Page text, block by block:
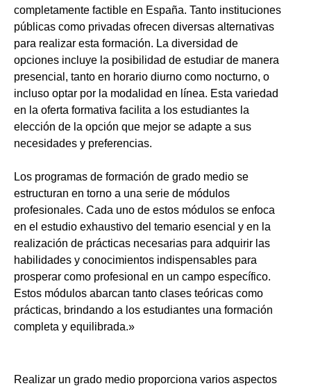
completamente factible en España. Tanto instituciones
públicas como privadas ofrecen diversas alternativas
para realizar esta formación. La diversidad de
opciones incluye la posibilidad de estudiar de manera
presencial, tanto en horario diurno como nocturno, o
incluso optar por la modalidad en línea. Esta variedad
en la oferta formativa facilita a los estudiantes la
elección de la opción que mejor se adapte a sus
necesidades y preferencias.
Los programas de formación de grado medio se
estructuran en torno a una serie de módulos
profesionales. Cada uno de estos módulos se enfoca
en el estudio exhaustivo del temario esencial y en la
realización de prácticas necesarias para adquirir las
habilidades y conocimientos indispensables para
prosperar como profesional en un campo específico.
Estos módulos abarcan tanto clases teóricas como
prácticas, brindando a los estudiantes una formación
completa y equilibrada.»
Realizar un grado medio proporciona varios aspectos